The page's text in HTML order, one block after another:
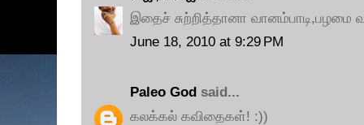
இதைச் சுற்றித்தானா வானம்பாடி,பழமை
June 18, 2010 at 9:29 PM
Paleo God said...
கலக்கல் கவிதைகள்! :))